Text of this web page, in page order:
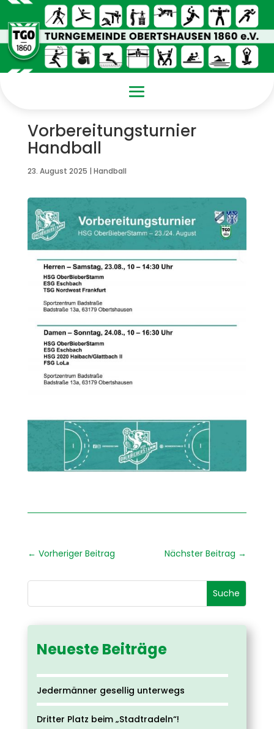
Vorbereitungsturnier
Handball
23. August 2025 | Handball
← Vorheriger Beitrag Nächster Beitrag →
Neueste Beiträge
Jedermänner gesellig unterwegs
Dritter Platz beim „Stadtradeln“!